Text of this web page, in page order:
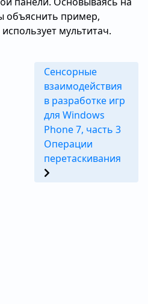
объяснить пример,
мультитач.
Сенсорные
взаимодействия
в разработке игр
для Windows
Phone 7, часть 3
Операции
перетаскивания